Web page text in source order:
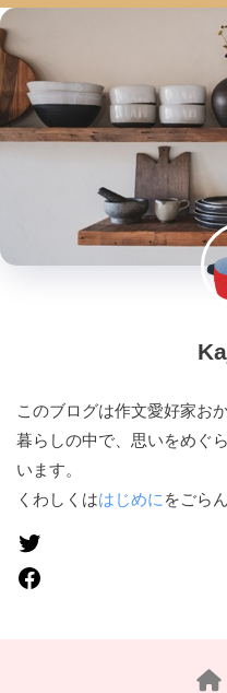
このブログは作文愛好家お
暮らしの中で、思いをめぐ
います。
くわしくははじめに をごら